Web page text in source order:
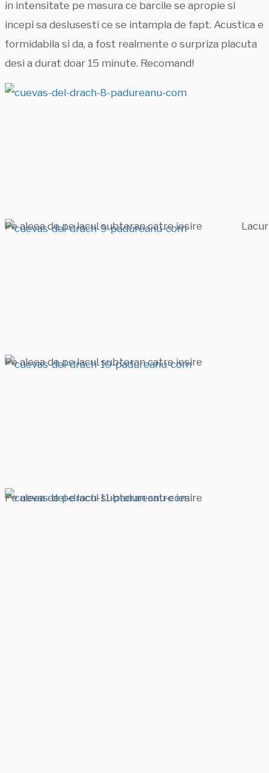
in intensitate pe masura ce barcile se apropie si
incepi sa deslusesti ce se intampla de fapt. Acustica e
formidabila si da, a fost realmente o surpriza placuta
desi a durat doar 15 minute. Recomand!
Pe aleea de pe lacul subteran catre iesire
Pe aleea de pe lacul subteran catre iesire
Pe aleea de pe lacul subteran catre iesire